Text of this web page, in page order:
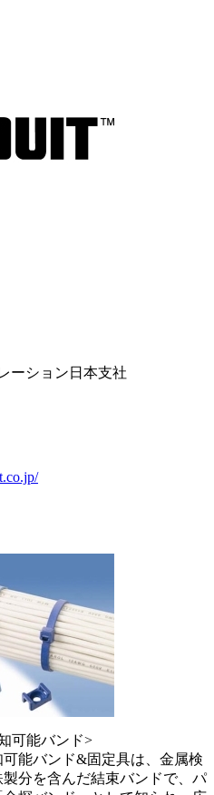
ーション日本支社
可能バンド>
能バンド&固定具は、金属検
分を含んだ結束バンドで、パ